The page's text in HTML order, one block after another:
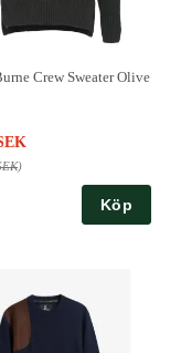
Crew Sweater Olive
)
Köp